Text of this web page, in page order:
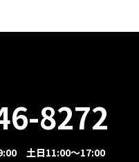
8272
土日11:00～17:00